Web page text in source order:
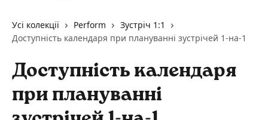
Усі колекції Perform
Зустріч 1:1
Доступність календаря при плануванні зустрічей 1-на-1
Доступність календаря
при плануванні